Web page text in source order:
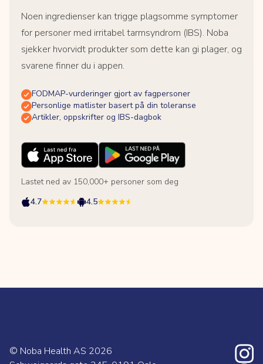
Noen ingredienser kan trigge plagsomme symptomer
for personer med irritabel tarmsyndrom (IBS). Noba
sjekker hvorvidt produkter som dette kan gi plager, og
svarene finner du i appen.
FODMAP-vurderinger gjort av fagpersoner
Personlige matlister basert på din toleranse
Artikler, oppskrifter og IBS-dagbok
Lastet ned av 150,000+ personer som deg
4.7
4.5
© Noba Health AS 2026